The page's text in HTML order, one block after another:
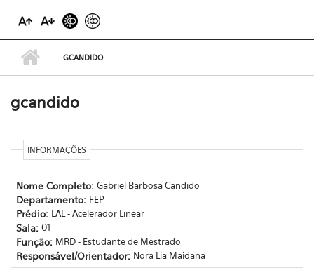
GCANDIDO
gcandido
INFORMAÇÕES
Nome Completo: Gabriel Barbosa Candido
Departamento: FEP
Prédio: LAL - Acelerador Linear
Sala: 01
Função: MRD - Estudante de Mestrado
Responsável/Orientador: Nora Lia Maidana